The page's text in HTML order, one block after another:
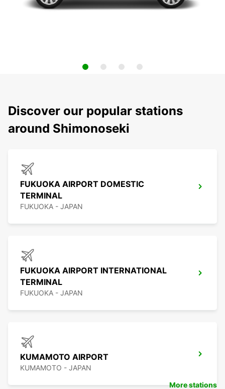
Discover our popular stations
around Shimonoseki
FUKUOKA AIRPORT DOMESTIC
TERMINAL
FUKUOKA - JAPAN
FUKUOKA AIRPORT INTERNATIONAL
TERMINAL
FUKUOKA - JAPAN
KUMAMOTO AIRPORT
KUMAMOTO - JAPAN
More stations